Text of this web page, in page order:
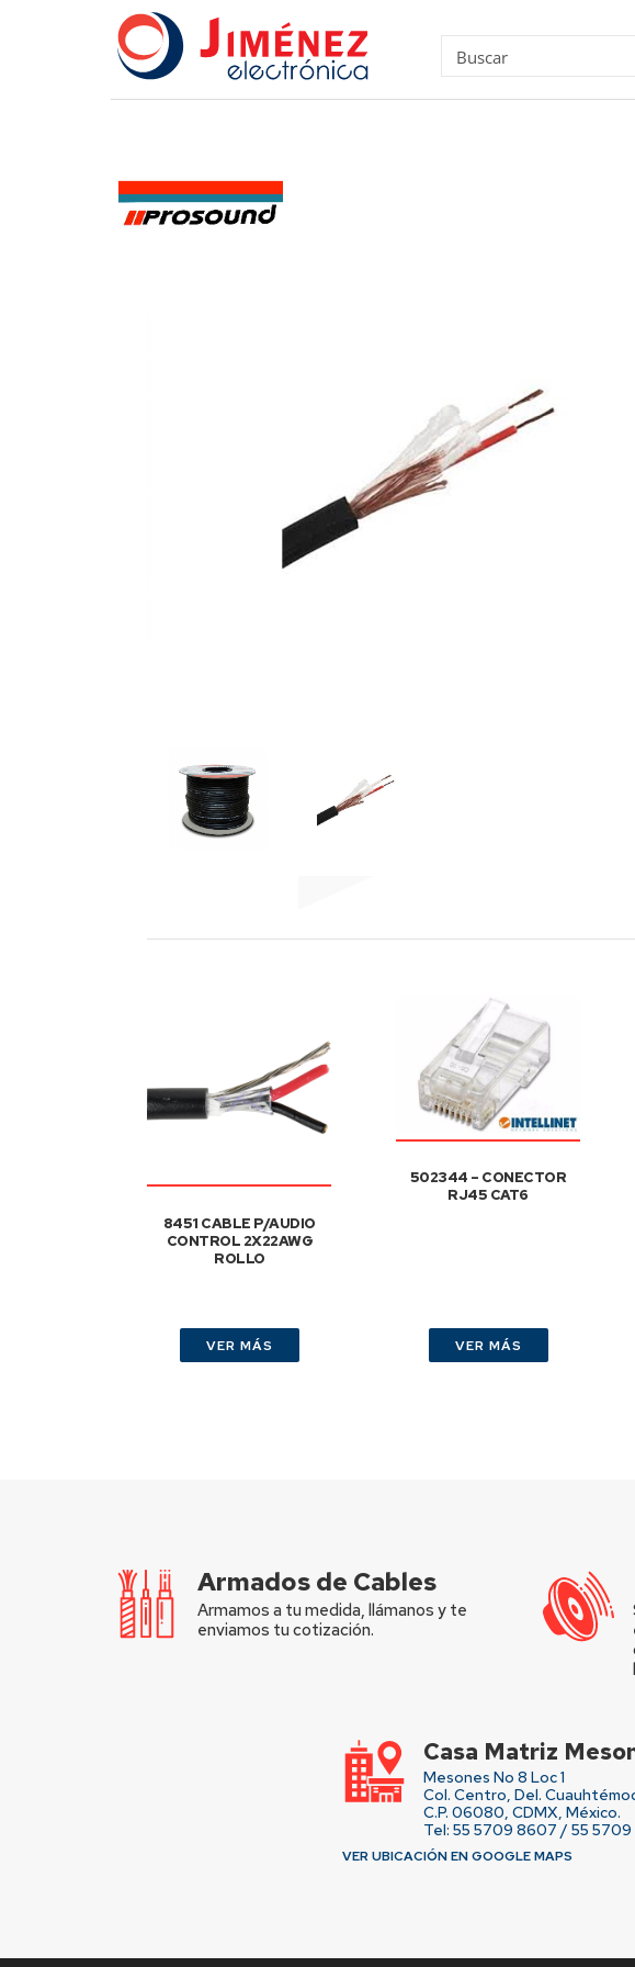
8451 CABLE P/AUDIO
CONTROL 2X22AWG
ROLLO
VER MÁS
502344 – CONECTOR
RJ45 CAT6
VER MÁS
Armados de Cables
Armamos a tu medida, llámanos y te
enviamos tu cotización.
Casa Matriz
Mesones No 8 Loc 1
Col. Centro, Del.
C.P. 06080, CDMX, México.
Tel: 55 5709 8607 / 55 5709
VER UBICACIÓN EN GOOGLE MAPS